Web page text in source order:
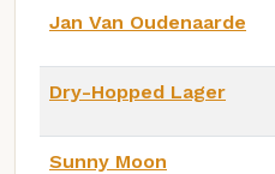
Jan Van Oudenaarde
Dry-Hopped Lager
Sunny Moon